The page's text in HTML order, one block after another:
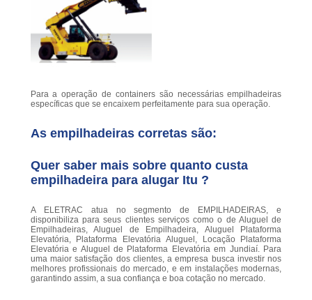
Para a operação de containers são necessárias empilhadeiras
específicas que se encaixem perfeitamente para sua operação.
As empilhadeiras corretas são:
Quer saber mais sobre quanto custa
empilhadeira para alugar Itu ?
A ELETRAC atua no segmento de EMPILHADEIRAS, e
disponibiliza para seus clientes serviços como o de Aluguel de
Empilhadeiras, Aluguel de Empilhadeira, Aluguel Plataforma
Elevatória, Plataforma Elevatória Aluguel, Locação Plataforma
Elevatória e Aluguel de Plataforma Elevatória em Jundiaí. Para
uma maior satisfação dos clientes, a empresa busca investir nos
melhores profissionais do mercado, e em instalações modernas,
garantindo assim, a sua confiança e boa cotação no mercado.